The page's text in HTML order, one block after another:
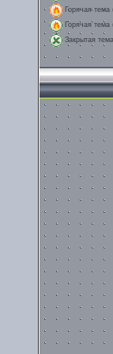
Горячая
Горячая
Закрытая